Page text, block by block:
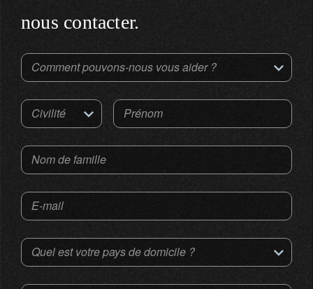
nous contacter.
Comment pouvons-nous vous aider ?
Civilité Prénom
Nom de famille
E-mail
Quel est votre pays de domicile ?